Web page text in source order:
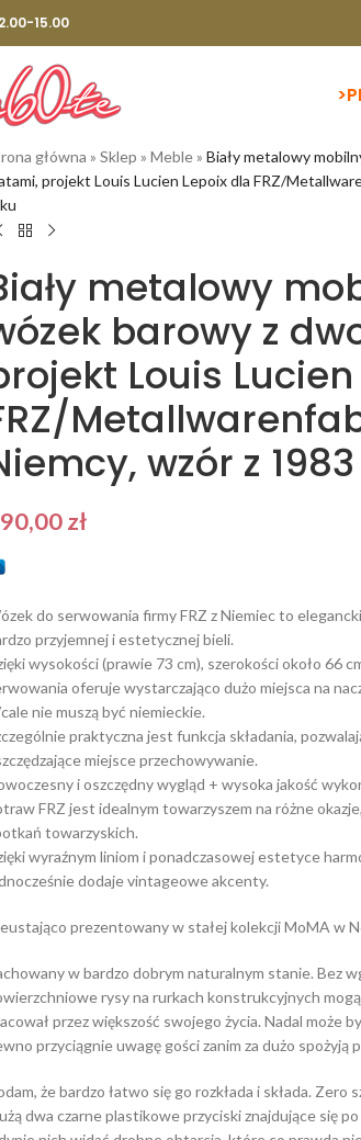
15.00
>
główna » Sklep » Meble» Biały metalowy
projekt Louis Lucien Lepoix dla FRZ/
metalowy
barowy z
Louis
wzór z
zł
do serwowania firmy FRZ z Niemiec to
przyjemnej i estetycznej bieli.
wysokości (prawie 73 cm), szerokości około 66
oferuje wystarczająco dużo miejsca na
nie muszą być niemieckie.
praktyczna jest funkcja składania,
miejsce przechowywanie.
i oszczędny wygląd + wysoka jakość
FRZ jest idealnym towarzyszem na różne
towarzyskich.
wyraźnym liniom i ponadczasowej estetyce
dodaje vintageowe akcenty.
prezentowany w stałej kolekcji MoMA w
w bardzo dobrym naturalnym stanie. Bez
rysy na rurkach konstrukcyjnych
przez większość swojego życia. Nadal może
przyciągnie uwagę gości zanim za dużo spożyją
że bardzo łatwo się go rozkłada i składa. Zero
dwa czarne plastikowe przyciski znajdujące się